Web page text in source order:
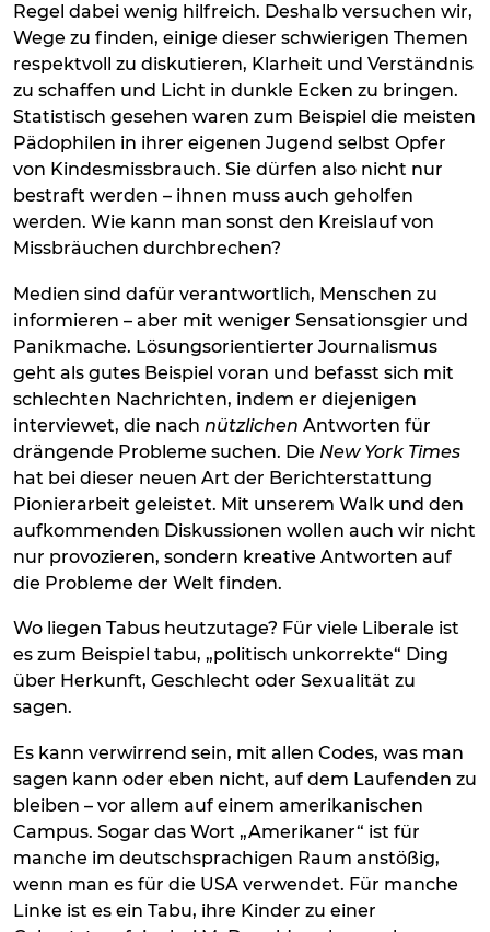
Regel dabei wenig hilfreich. Deshalb versuchen wir,
Wege zu finden, einige dieser schwierigen Themen
respektvoll zu diskutieren, Klarheit und Verständnis
zu schaffen und Licht in dunkle Ecken zu bringen.
Statistisch gesehen waren zum Beispiel die meisten
Pädophilen in ihrer eigenen Jugend selbst Opfer
von Kindesmissbrauch. Sie dürfen also nicht nur
bestraft werden – ihnen muss auch geholfen
werden. Wie kann man sonst den Kreislauf von
Missbräuchen durchbrechen?
Medien sind dafür verantwortlich, Menschen zu
informieren – aber mit weniger Sensationsgier und
Panikmache. Lösungsorientierter Journalismus
geht als gutes Beispiel voran und befasst sich mit
schlechten Nachrichten, indem er diejenigen
interviewet, die nach nützlichen Antworten für
drängende Probleme suchen. Die New York Times
hat bei dieser neuen Art der Berichterstattung
Pionierarbeit geleistet. Mit unserem Walk und den
aufkommenden Diskussionen wollen auch wir nicht
nur provozieren, sondern kreative Antworten auf
die Probleme der Welt finden.
Wo liegen Tabus heutzutage? Für viele Liberale ist
es zum Beispiel tabu, „politisch unkorrekte“ Ding
über Herkunft, Geschlecht oder Sexualität zu
sagen.
Es kann verwirrend sein, mit allen Codes, was man
sagen kann oder eben nicht, auf dem Laufenden zu
bleiben – vor allem auf einem amerikanischen
Campus. Sogar das Wort „Amerikaner“ ist für
manche im deutschsprachigen Raum anstößig,
wenn man es für die USA verwendet. Für manche
Linke ist es ein Tabu, ihre Kinder zu einer